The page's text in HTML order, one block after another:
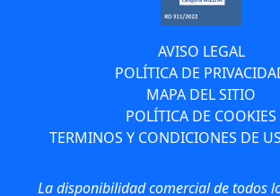
AVISO LEGAL
POLÍTICA DE
MAPA DEL SITIO
POLÍTICA DE COOKIES
TERMINOS Y CONDICIONES DE
La disponibilidad comercial de todos